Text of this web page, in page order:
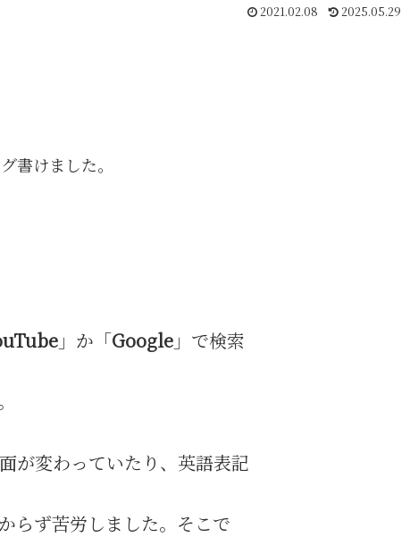
2021.02.08 2025.05.29
書けました。
」か「Google 」で検索
が変わっていたり、英語表記
らず苦労しました。そこで